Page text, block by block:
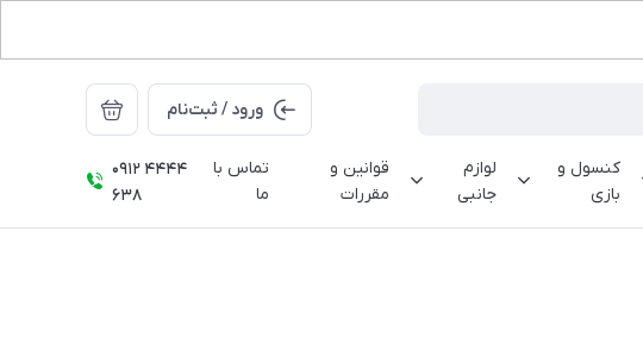
ورود / ثبت‌نام
کنسول و
بازی
لوازم
جانبی
قوانین و
مقررات
تماس با
ما
0912 4444
638